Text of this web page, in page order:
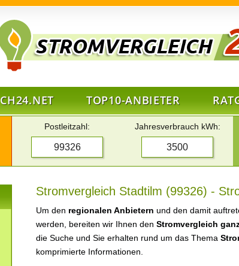
TOP10-ANBIETER
Postleitzahl: Jahresverbrauch kWh:
Stromvergleich Stadtilm (99326) -
Um den regionalen Anbietern und den damit
werden, bereiten wir Ihnen den Stromvergleich
die Suche und Sie erhalten rund um das Thema
komprimierte Informationen.